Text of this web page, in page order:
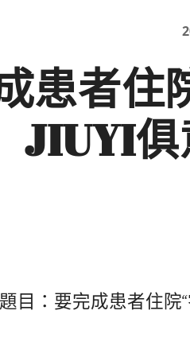
患者住
JIUYI俱
目：要完成患者住院